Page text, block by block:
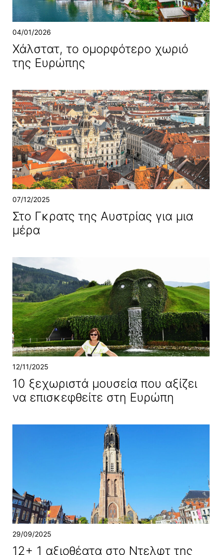
04/01/2026
Χάλστατ, το ομορφότερο χωριό
της Ευρώπης
07/12/2025
Στο Γκρατς της Αυστρίας για μια
μέρα
12/11/2025
10 ξεχωριστά μουσεία που αξίζει
να επισκεφθείτε στη Ευρώπη
29/09/2025
12+ 1 αξιοθέατα στο Ντελφτ της